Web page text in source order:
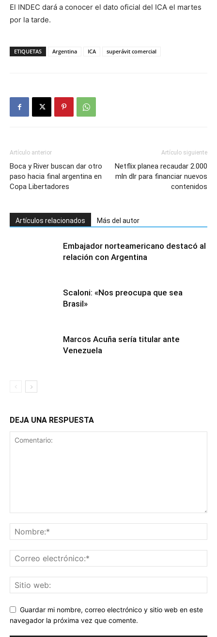
El INDEC dará a conocer el dato oficial del ICA el martes
por la tarde.
ETIQUETAS Argentina ICA superávit comercial
Artículo anterior
Boca y River buscan dar otro
paso hacia final argentina en
Copa Libertadores
Artículo siguiente
Netflix planea recaudar 2.000
mln dlr para financiar nuevos
contenidos
Artículos relacionados Más del autor
Embajador norteamericano destacó al
relación con Argentina
Scaloni: «Nos preocupa que sea
Brasil»
Marcos Acuña sería titular ante
Venezuela
DEJA UNA RESPUESTA
Guardar mi nombre, correo electrónico y sitio web en este
navegador la próxima vez que comente.